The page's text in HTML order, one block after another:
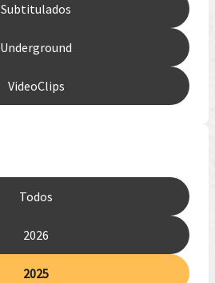
Subtitulados
Underground
VideoClips
Todos
2026
2025